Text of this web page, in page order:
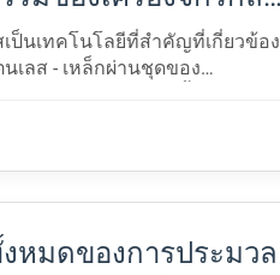
ป็นเทคโนโลยีที่สําคัญที่เกี่ยวข้อง
เลส - เหล็กผ่านชุดของ
หมดของการประมวล